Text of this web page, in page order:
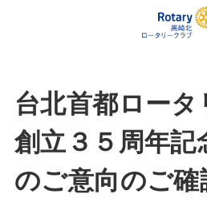
台北首都ロー
創立３５周年記
のご意向のご確